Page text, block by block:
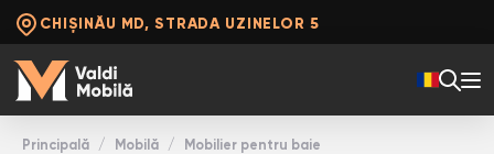
CHIȘINĂU MD, STRADA UZINELOR 5
Principală Mobilă
Mobilier pentru baie